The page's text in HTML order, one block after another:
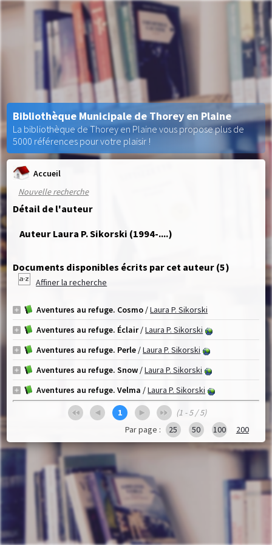
Accueil
Nouvelle recherche
Détail de l'auteur
Auteur Laura P. Sikorski (1994-....)
Documents disponibles écrits par cet auteur (5)
Affiner la recherche
Aventures au refuge. Cosmo /Laura P. Sikorski
Aventures au refuge. Éclair/Laura P. Sikorski
Aventures au refuge. Perle /Laura P. Sikorski
Aventures au refuge. Snow /Laura P. Sikorski
Aventures au refuge. Velma /Laura P. Sikorski
1
(1 - 5 / 5)
Par page :
25 50 100 200
Bibliothèque Municipale de Thorey en Plaine
La bibliothèque de Thorey en Plaine vous propose plus de
5000 références pour votre plaisir !